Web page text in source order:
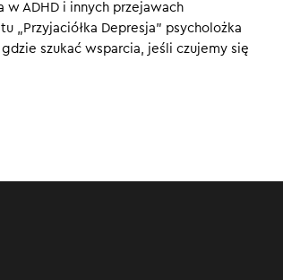
i błyszczą, osiągając wyniki
jednak jechać nimi po autostradzie,
Podobnie jest z osobami z
ADHD i innych przejawach
„Przyjaciółka Depresja” psycholożka
szukać wsparcia, jeśli czujemy się